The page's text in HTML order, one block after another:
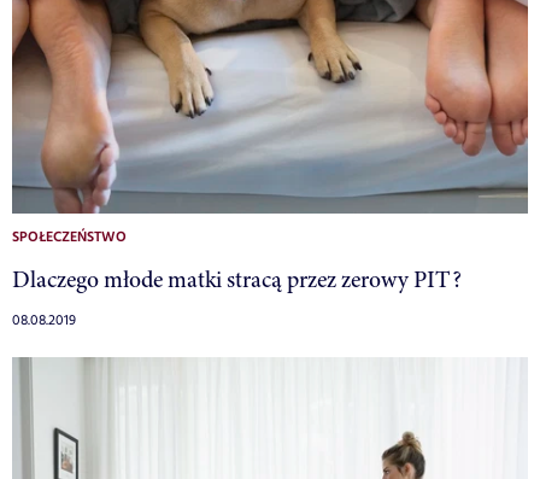
SPOŁECZEŃSTWO
Dlaczego młode matki stracą przez zerowy PIT?
08.08.2019